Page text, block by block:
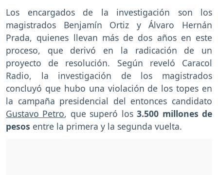
Los encargados de la investigación son los
magistrados Benjamín Ortiz y Álvaro Hernán
Prada, quienes llevan más de dos años en este
proceso, que derivó en la radicación de un
proyecto de resolución. Según reveló Caracol
Radio, la investigación de los magistrados
concluyó que hubo una violación de los topes en
la campaña presidencial del entonces candidato
Gustavo Petro, que superó los3.500 millones de
pesos entre la primera y la segunda vuelta.